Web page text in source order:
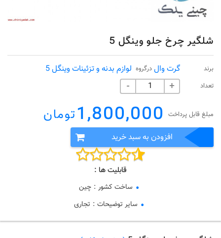
شلگیر چرخ جلو وینگل 5
برند گرت وال درگروه لوازم بدنه و تزئینات وینگل 5
تعداد - +
مبلغ قابل پرداخت 1,800,000تومان
افزودن به سبد خرید
قابلیت ها :
ساخت کشور : چین
سایر توضیحات : تجاری